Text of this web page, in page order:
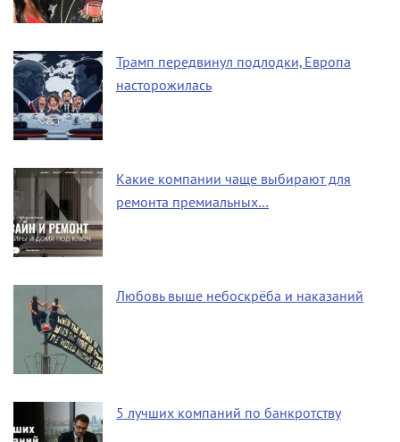
Трамп передвинул подлодки, Европа
насторожилась
Какие компании чаще выбирают для
ремонта премиальных…
Любовь выше небоскрёба и наказаний
5 лучших компаний по банкротству